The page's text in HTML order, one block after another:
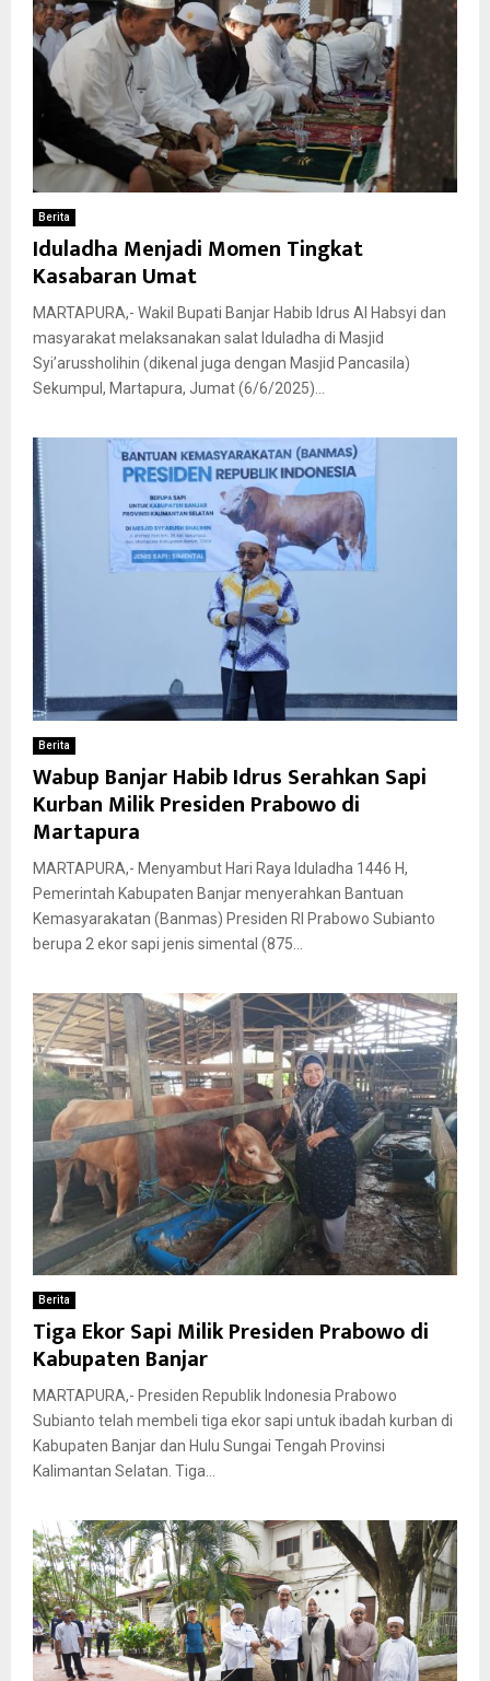
Berita
Iduladha Menjadi Momen Tingkat
Kasabaran Umat
MARTAPURA,- Wakil Bupati Banjar Habib Idrus Al Habsyi dan
masyarakat melaksanakan salat Iduladha di Masjid
Syi’arussholihin (dikenal juga dengan Masjid Pancasila)
Sekumpul, Martapura, Jumat (6/6/2025)...
Berita
Wabup Banjar Habib Idrus Serahkan Sapi
Kurban Milik Presiden Prabowo di
Martapura
MARTAPURA,- Menyambut Hari Raya Iduladha 1446 H,
Pemerintah Kabupaten Banjar menyerahkan Bantuan
Kemasyarakatan (Banmas) Presiden RI Prabowo Subianto
berupa 2 ekor sapi jenis simental (875...
Berita
Tiga Ekor Sapi Milik Presiden Prabowo di
Kabupaten Banjar
MARTAPURA,- Presiden Republik Indonesia Prabowo
Subianto telah membeli tiga ekor sapi untuk ibadah kurban di
Kabupaten Banjar dan Hulu Sungai Tengah Provinsi
Kalimantan Selatan. Tiga...